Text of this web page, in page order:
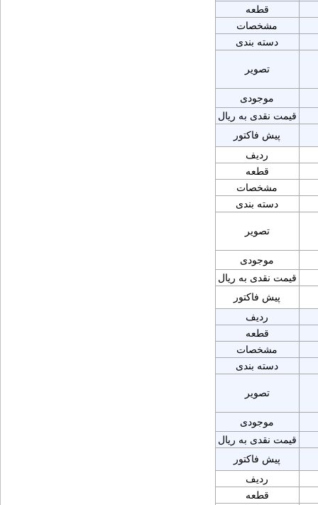
قطعه
مشخصات
دسته بندی
تصویر
موجودی
قیمت نقدی به ریال
پیش فاکتور
ردیف
قطعه
مشخصات
دسته بندی
تصویر
موجودی
قیمت نقدی به ریال
پیش فاکتور
ردیف
قطعه
مشخصات
دسته بندی
تصویر
موجودی
قیمت نقدی به ریال
پیش فاکتور
ردیف
قطعه